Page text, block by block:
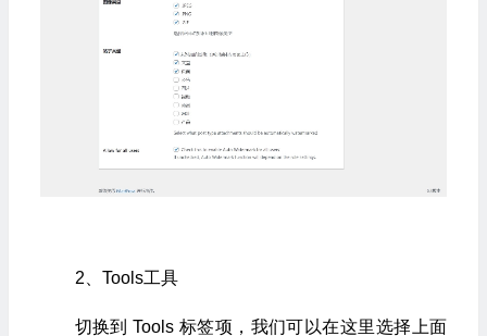
2、Tools工具
切换到 Tools 标签项，我们可以在这里选择上面